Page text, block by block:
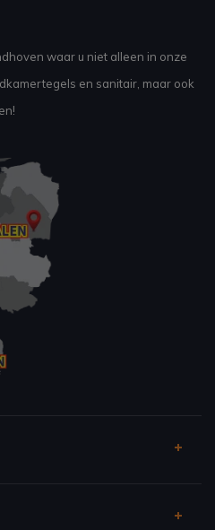
waar u niet alleen in onze
en sanitair, maar ook